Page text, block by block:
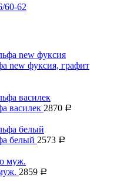
60-62
new фуксия, графит
василек 2870 Р
белый 2573 Р
2859 Р